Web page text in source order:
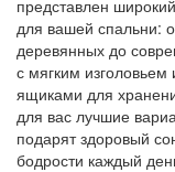
представлен
для вашей спальни:
деревянных до
с мягким
ящиками для
для вас лучшие
подарят здоровый
бодрости каждый